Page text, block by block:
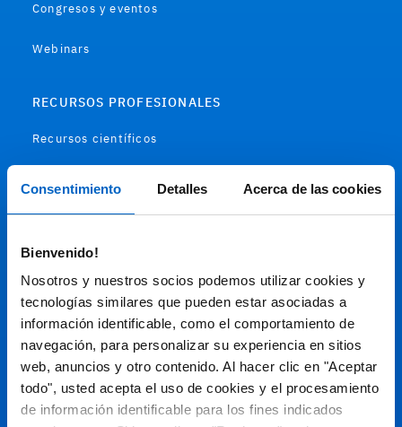
Consentimiento Detalles Acerca de las cookies
Bienvenido!
Nosotros y nuestros socios podemos utilizar cookies y
tecnologías similares que pueden estar asociadas a
información identificable, como el comportamiento de
navegación, para personalizar su experiencia en sitios
web, anuncios y otro contenido. Al hacer clic en "Aceptar
todo", usted acepta el uso de cookies y el procesamiento
de información identificable para los fines indicados
Congresos y eventos
Webinars
RECURSOS PROFESIONALES
Recursos científicos
Audiovisual
Espacio de Información Médica
Este sitio web está orientado a profesionales sanitarios de
España.
SC-ES-CP-00099, SC-ES-CP-00101, SC-ES-AMG145-00103, SC-
ES-CP-00064, SC-ES-CP-00007, SC-ES-CP-00100, SC-ES-
AMG145-00544